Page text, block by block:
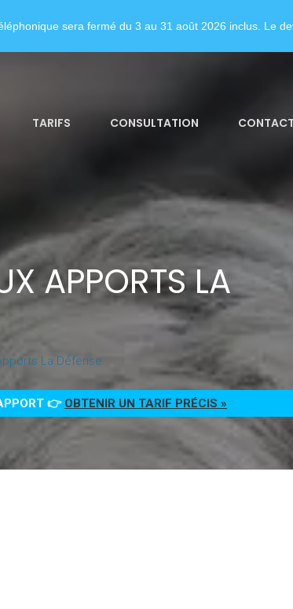
TARIFS CONSULTATION CONTACT
APPORTS LA
La Défense
👉 OBTENIR UN TARIF PRÉCIS »
sera fermé du 3 au 31 août 2026 inclus. Le